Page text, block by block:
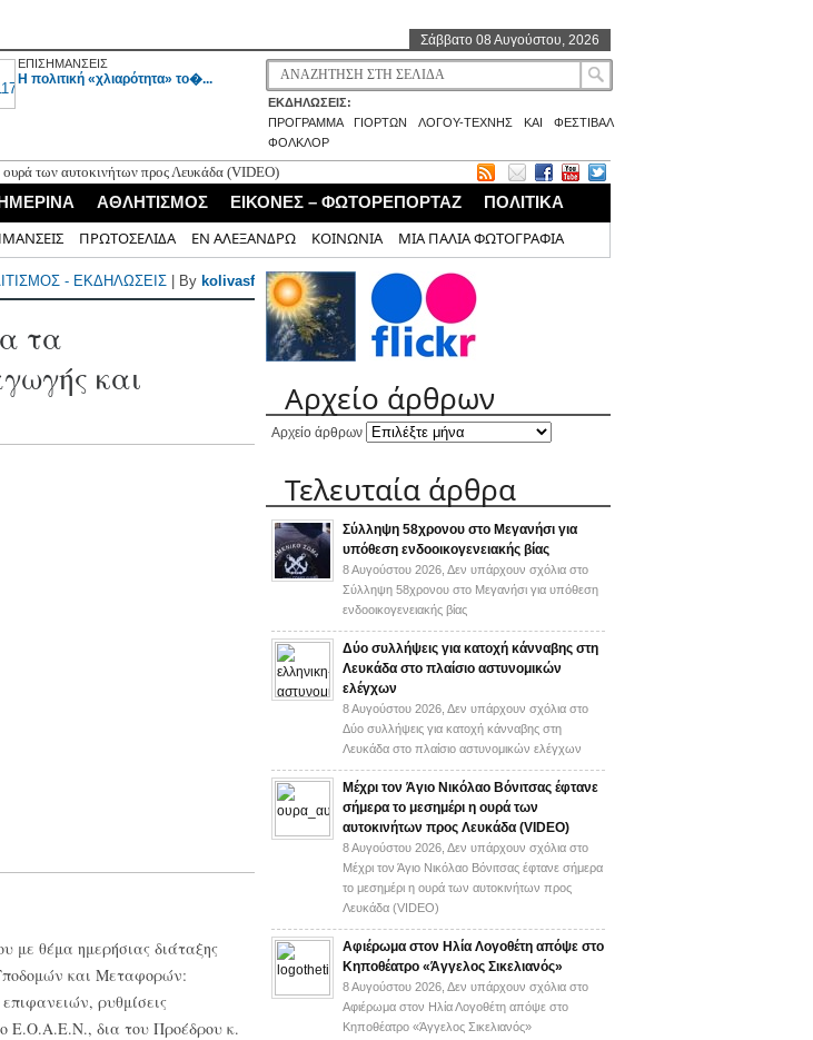
Σάββατο 08 Αυγούστου, 2026
ΕΠΙΣΗΜΑΝΣΕΙΣ
H πολιτική «χλιαρότητα» το�...
ΕΚΔΗΛΩΣΕΙΣ:
ΠΡΟΓΡΑΜΜΑ ΓΙΟΡΤΩΝ ΛΟΓΟΥ-ΤΕΧΝΗΣ ΚΑΙ ΦΕΣΤΙΒΑΛ
ΦΟΛΚΛΟΡ
ουρά των αυτοκινήτων προς Λευκάδα (VIDEO)
ΑΘΛΗΤΙΣΜΟΣ ΕΙΚΟΝΕΣ – ΦΩΤΟΡΕΠΟΡΤΑΖ ΠΟΛΙΤΙΚΑ
ΠΡΩΤΟΣΕΛΙΔΑ ΕΝ ΑΛΕΞΑΝΔΡΩ ΚΟΙΝΩΝΙΑ ΜΙΑ ΠΑΛΙΑ ΦΩΤΟΓΡΑΦΙΑ
- ΕΚΔΗΛΩΣΕΙΣ | By kolivasf
τα
και
με θέμα ημερήσιας διάταξης
και Μεταφορών:
ρυθμίσεις
ο Ε.Ο.Α.Ε.Ν., δια του Προέδρου κ.
Αρχείο άρθρων
Αρχείο άρθρων
Τελευταία άρθρα
Σύλληψη 58χρονου στο Μεγανήσι για
υπόθεση ενδοοικογενειακής βίας
8 Αυγούστου 2026, Δεν υπάρχουν σχόλια στο
Σύλληψη 58χρονου στο Μεγανήσι για υπόθεση
ενδοοικογενειακής βίας
Δύο συλλήψεις για κατοχή κάνναβης στη
Λευκάδα στο πλαίσιο αστυνομικών
ελέγχων
8 Αυγούστου 2026, Δεν υπάρχουν σχόλια στο
Δύο συλλήψεις για κατοχή κάνναβης στη
Λευκάδα στο πλαίσιο αστυνομικών ελέγχων
Mέχρι τον Άγιο Νικόλαο Βόνιτσας έφτανε
σήμερα το μεσημέρι η ουρά των
αυτοκινήτων προς Λευκάδα (VIDEO)
8 Αυγούστου 2026, Δεν υπάρχουν σχόλια στο
Mέχρι τον Άγιο Νικόλαο Βόνιτσας έφτανε σήμερα
το μεσημέρι η ουρά των αυτοκινήτων προς
Λευκάδα (VIDEO)
Αφιέρωμα στον Ηλία Λογοθέτη απόψε στο
Κηποθέατρο «Άγγελος Σικελιανός»
8 Αυγούστου 2026, Δεν υπάρχουν σχόλια στο
Αφιέρωμα στον Ηλία Λογοθέτη απόψε στο
Κηποθέατρο «Άγγελος Σικελιανός»